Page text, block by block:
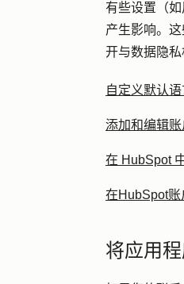
有些设置（
产生影响。
开与数据隐私
自定义默认
添加和编辑账
在 HubSpot
在HubSpot账
将应用